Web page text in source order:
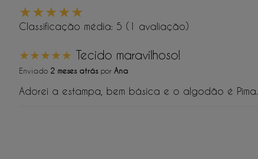
★★★★★
Classificação média: 5 (1 avaliação)
★★★★★ Tecido maravilhoso!
Enviado 2 meses atrás por Ana
Adorei a estampa, bem básica e o algodão é Pima.